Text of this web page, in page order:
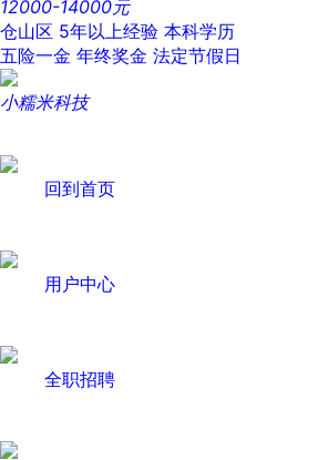
12000-14000元
仓山区 5年以上经验 本科学历
五险一金 年终奖金 法定节假日
小糯米科技
回到首页
用户中心
全职招聘